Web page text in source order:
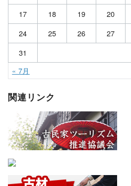
17
18 19 20
24
25 26 27
31
« 7月
関連リンク